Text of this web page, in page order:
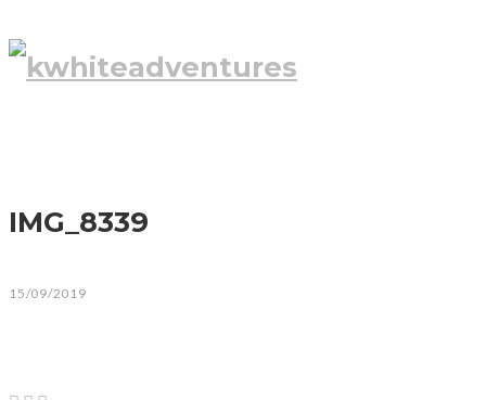
IMG_8339
15/09/2019